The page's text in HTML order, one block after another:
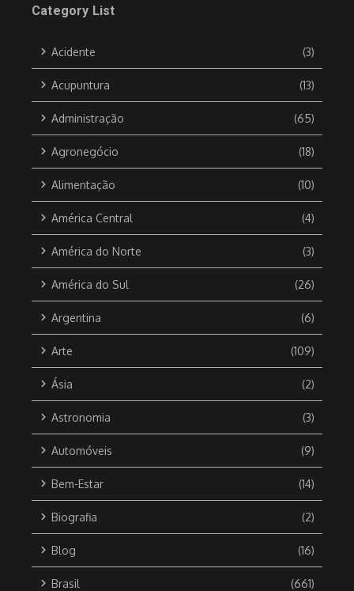
Category List
Acidente (3)
Acupuntura (13)
Administração (65)
Agronegócio (18)
Alimentação (10)
América Central (4)
América do Norte (3)
América do Sul (26)
Argentina (6)
Arte (109)
Ásia (2)
Astronomia (3)
Automóveis (9)
Bem-Estar (14)
Biografia (2)
Blog (16)
Brasil (661)